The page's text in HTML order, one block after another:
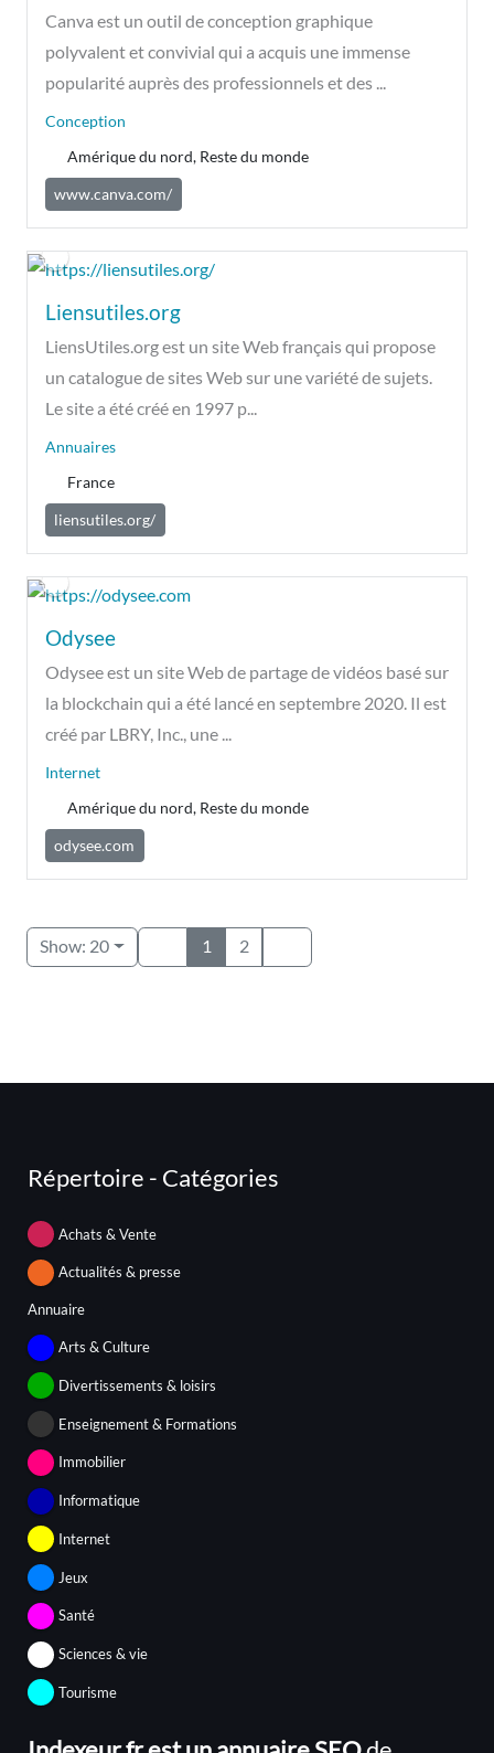
Canva est un outil de conception graphique
polyvalent et convivial qui a acquis une immense
popularité auprès des professionnels et des ...
Conception
Amérique du nord, Reste du monde
www.canva.com/
Liensutiles.org
LiensUtiles.org est un site Web français qui propose
un catalogue de sites Web sur une variété de sujets.
Le site a été créé en 1997 p...
Annuaires
France
liensutiles.org/
Odysee
Odysee est un site Web de partage de vidéos basé sur
la blockchain qui a été lancé en septembre 2020. Il est
créé par LBRY, Inc., une ...
Internet
Amérique du nord, Reste du monde
odysee.com
Show: 20 1 2
Répertoire - Catégories
Achats & Vente
Actualités & presse
Annuaire
Arts & Culture
Divertissements & loisirs
Enseignement & Formations
Immobilier
Informatique
Internet
Jeux
Santé
Sciences & vie
Tourisme